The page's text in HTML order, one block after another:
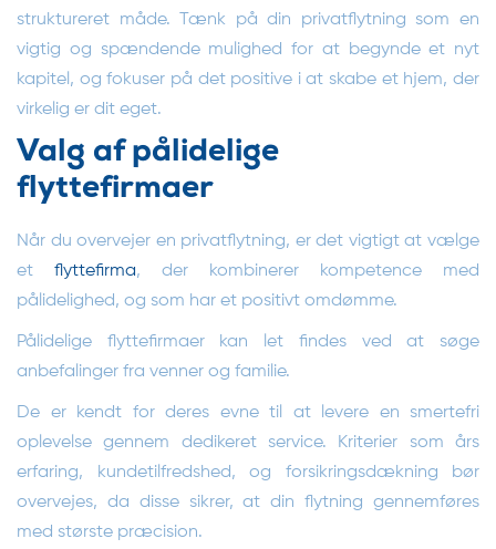
struktureret måde. Tænk på din privatflytning som en
vigtig og spændende mulighed for at begynde et nyt
kapitel, og fokuser på det positive i at skabe et hjem, der
virkelig er dit eget.
Valg af pålidelige
flyttefirmaer
Når du overvejer en privatflytning, er det vigtigt at vælge
et flyttefirma, der kombinerer kompetence med
pålidelighed, og som har et positivt omdømme.
Pålidelige flyttefirmaer kan let findes ved at søge
anbefalinger fra venner og familie.
De er kendt for deres evne til at levere en smertefri
oplevelse gennem dedikeret service. Kriterier som års
erfaring, kundetilfredshed, og forsikringsdækning bør
overvejes, da disse sikrer, at din flytning gennemføres
med største præcision.